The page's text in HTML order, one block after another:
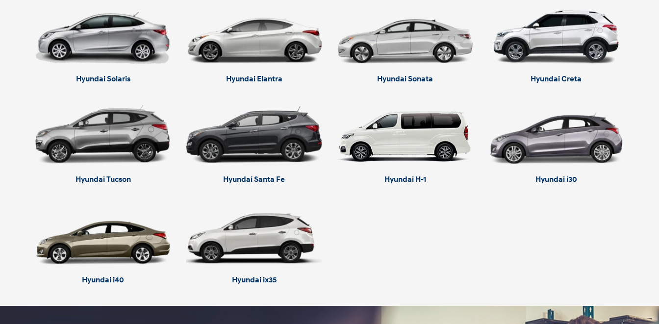
Hyundai Solaris Hyundai Elantra Hyundai Sonata Hyundai Creta
Hyundai Tucson Hyundai Santa Fe Hyundai H-1 Hyundai i30
Hyundai i40 Hyundai ix35